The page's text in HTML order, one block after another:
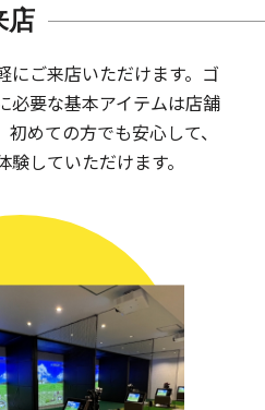
店
ご来店いただけます。 ゴ
必要な基本アイテムは店舗
初めての方でも安心して、
していただけます。